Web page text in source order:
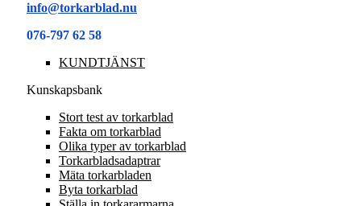
info@torkarblad.nu
076-797 62 58
KUNDTJÄNST
Kunskapsbank
Stort test av torkarblad
Fakta om torkarblad
Olika typer av torkarblad
Torkarbladsadaptrar
Mäta torkarbladen
Byta torkarblad